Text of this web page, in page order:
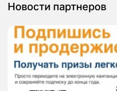
Новости партнеров